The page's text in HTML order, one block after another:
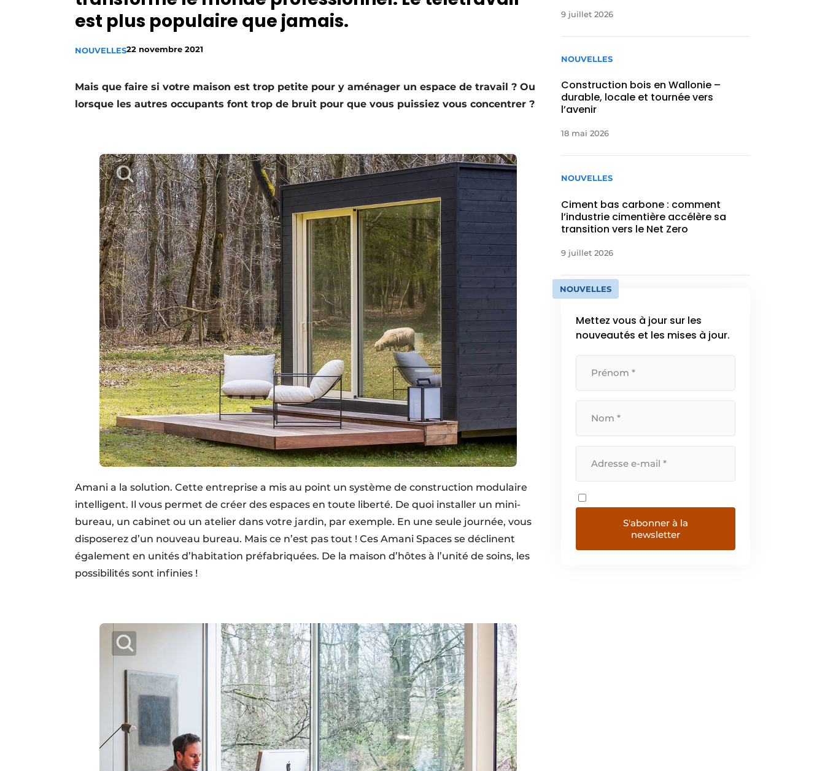
Termes et conditions
est plus populaire que jamais.
NOUVELLES22 novembre 2021
Mais que faire si votre maison est trop petite pour y aménager un espace de travail ? Ou
lorsque les autres occupants font trop de bruit pour que vous puissiez vous concentrer ?
Amani a la solution. Cette entreprise a mis au point un système de construction modulaire
intelligent. Il vous permet de créer des espaces en toute liberté. De quoi installer un mini-
bureau, un cabinet ou un atelier dans votre jardin, par exemple. En une seule journée, vous
disposerez d’un nouveau bureau. Mais ce n’est pas tout ! Ces Amani Spaces se déclinent
également en unités d’habitation préfabriquées. De la maison d’hôtes à l’unité de soins, les
possibilités sont infinies !
9 juillet 2026
NOUVELLES
Construction bois en Wallonie –
durable, locale et tournée vers
l’avenir
18 mai 2026
NOUVELLES
Ciment bas carbone : comment
l’industrie cimentière accélère sa
transition vers le Net Zero
9 juillet 2026
NOUVELLES
Mettez vous à jour sur les
nouveautés et les mises à jour.
S'abonner à la
newsletter